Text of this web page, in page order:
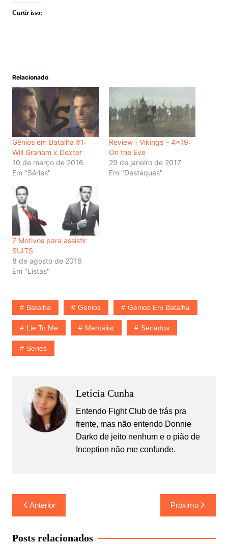
Curtir isso:
Relacionado
Gênios em Batalha #1:
Will Graham x Dexter
10 de março de 2016
Em "Séries"
Review | Vikings – 4×19:
On the Eve
29 de janeiro de 2017
Em "Destaques"
7 Motivos para assistir
SUITS
8 de agosto de 2016
Em "Listas"
Batalha Genios Genios Em Batalha
Lie To Me Mentalist Seriados
Series
Letícia Cunha
Entendo Fight Club de trás pra
frente, mas não entendo Donnie
Darko de jeito nenhum e o pião de
Inception não me confunde.
Navegação
de
Post
Anterior Próximo
Posts relacionados